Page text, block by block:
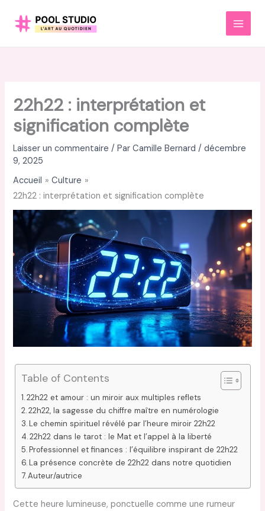
MAIN
22h22 : interprétation et
signification complète
Laisser un commentaire / ParCamille Bernard/décembre
9, 2025
Accueil
Culture
22h22 : interprétation et signification complète
Table of Contents
22h22 et amour : un miroir aux multiples reflets
22h22, la sagesse du chiffre maître en numérologie
Le chemin spirituel révélé par l’heure miroir 22h22
22h22 dans le tarot : le Mat et l’appel à la liberté
Professionnel et finances : l’équilibre inspirant de 22h22
La présence concrète de 22h22 dans notre quotidien
Auteur/autrice
Cette heure lumineuse, ponctuelle comme une rumeur